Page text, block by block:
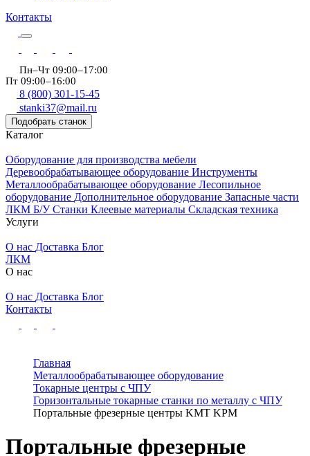
Контакты
Пн–Чт 09:00–17:00
Пт 09:00–16:00
8 (800) 301-15-45
stanki37@mail.ru
Подобрать станок
Каталог
Оборудование для производства мебели
Деревообрабатывающее оборудование Инструменты
Металлообрабатывающее оборудование Лесопильное
оборудование Дополнительное оборудование Запасные части
ЛКМ Б/У Станки Клеевые материалы Складская техника
Услуги
О нас Доставка Блог
ЛКМ
О нас
О нас Доставка Блог
Контакты
Главная
Металлообрабатывающее оборудование
Токарные центры с ЧПУ
Горизонтальные токарные станки по металлу с ЧПУ
Портальные фрезерные центры KMT KPM
Портальные фрезерные